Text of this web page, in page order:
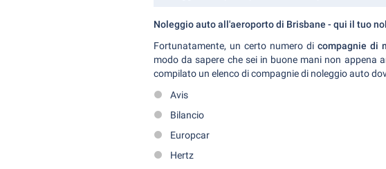
Noleggio auto all'aeroporto di Brisbane - qui il tuo
Fortunatamente, un certo numero di compagnie di
modo da sapere che sei in buone mani non
compilato un elenco di compagnie di noleggio auto
Avis
Bilancio
Europcar
Hertz